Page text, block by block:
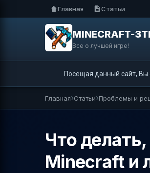
Главная Статьи
MINECRAFT-
Все о лучшей игре!
Посещая данный сайт, Вы
Главная Статьи Проблемы и
Что
Minecraft и